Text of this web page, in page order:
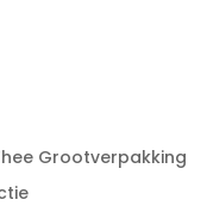
Grootverpakking